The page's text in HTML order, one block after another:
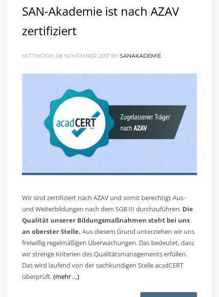
SAN-Akademie ist nach AZAV
zertifiziert
MITTWOCH, 08 NOVEMBER 2017 BY SANAKADEMIE
Wir sind zertifiziert nach AZAV und somit berechtigt Aus-
und Weiterbildungen nach dem SGB III durchzuführen. Die
Qualität unserer Bildungsmaßnahmen steht bei uns
an oberster Stelle. Aus diesem Grund unterziehen wir uns
freiwillig regelmäßigen Überwachungen. Das bedeutet, dass
wir strenge Kriterien des Qualitätsmanagements erfüllen.
Das wird laufend von der sachkundigen Stelle acadCERT
überprüft.(mehr …)